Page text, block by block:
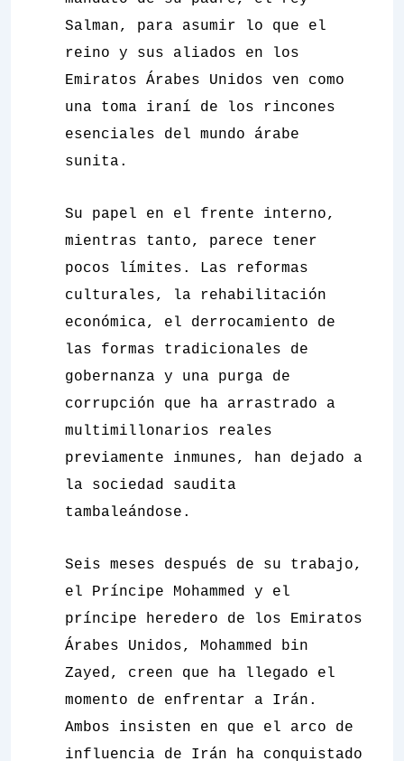
Salman, para asumir lo que el
reino y sus aliados en los
Emiratos Árabes Unidos ven como
una toma iraní de los rincones
esenciales del mundo árabe
sunita.
Su papel en el frente interno,
mientras tanto, parece tener
pocos límites. Las reformas
culturales, la rehabilitación
económica, el derrocamiento de
las formas tradicionales de
gobernanza y una purga de
corrupción que ha arrastrado a
multimillonarios reales
previamente inmunes, han dejado a
la sociedad saudita
tambaleándose.
Seis meses después de su trabajo,
el Príncipe Mohammed y el
príncipe heredero de los Emiratos
Árabes Unidos, Mohammed bin
Zayed, creen que ha llegado el
momento de enfrentar a Irán.
Ambos insisten en que el arco de
influencia de Irán ha conquistado